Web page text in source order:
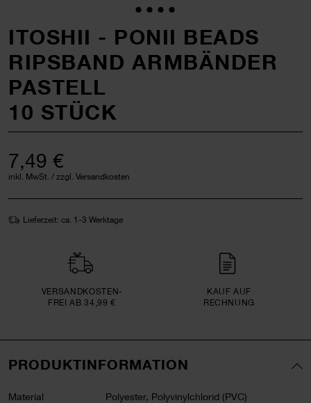
ITOSHII - PONII BEADS
RIPSBAND ARMBÄNDER
PASTELL
10 STÜCK
7,49 €
inkl. MwSt. / zzgl. Versandkosten
Lieferzeit: ca. 1-3 Werktage
VERSAND­KOSTEN­
FREI AB 34,99 €
KAUF AUF
RECHNUNG
PRODUKTINFORMATION
Material
Polyester, Polyvinylchlorid (PVC)